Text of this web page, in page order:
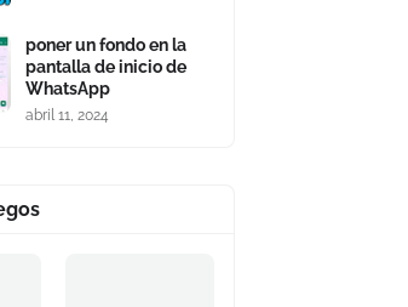
poner un fondo en la
pantalla de inicio de
WhatsApp
abril 11, 2024